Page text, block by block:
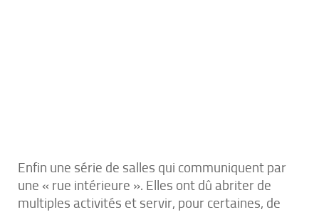
Enfin une série de salles qui communiquent par
une « rue intérieure ». Elles ont dû abriter de
multiples activités et servir, pour certaines, de